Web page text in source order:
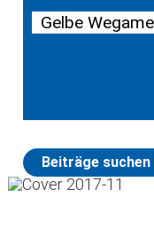
Beiträge suchen